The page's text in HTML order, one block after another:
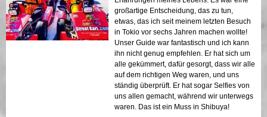
Leidenschaft für die Fahrt war ansteckend.
Dank ihm fühlte sich das gesamte Erlebnis
sicher, spaßig und unglaublich aufregend
an und hinterließ Erinnerungen, die ein
Leben lang halten werden. Vielen Dank.
großartige Entscheidung, das zu tun,
etwas, das ich seit meinem letzten Besuch
in Tokio vor sechs Jahren machen wollte!
Unser Guide war fantastisch und ich kann
ihn nicht genug empfehlen. Er hat sich um
alle gekümmert, dafür gesorgt, dass wir alle
auf dem richtigen Weg waren, und uns
ständig überprüft. Er hat sogar Selfies von
uns allen gemacht, während wir unterwegs
waren. Das ist ein Muss in Shibuya!